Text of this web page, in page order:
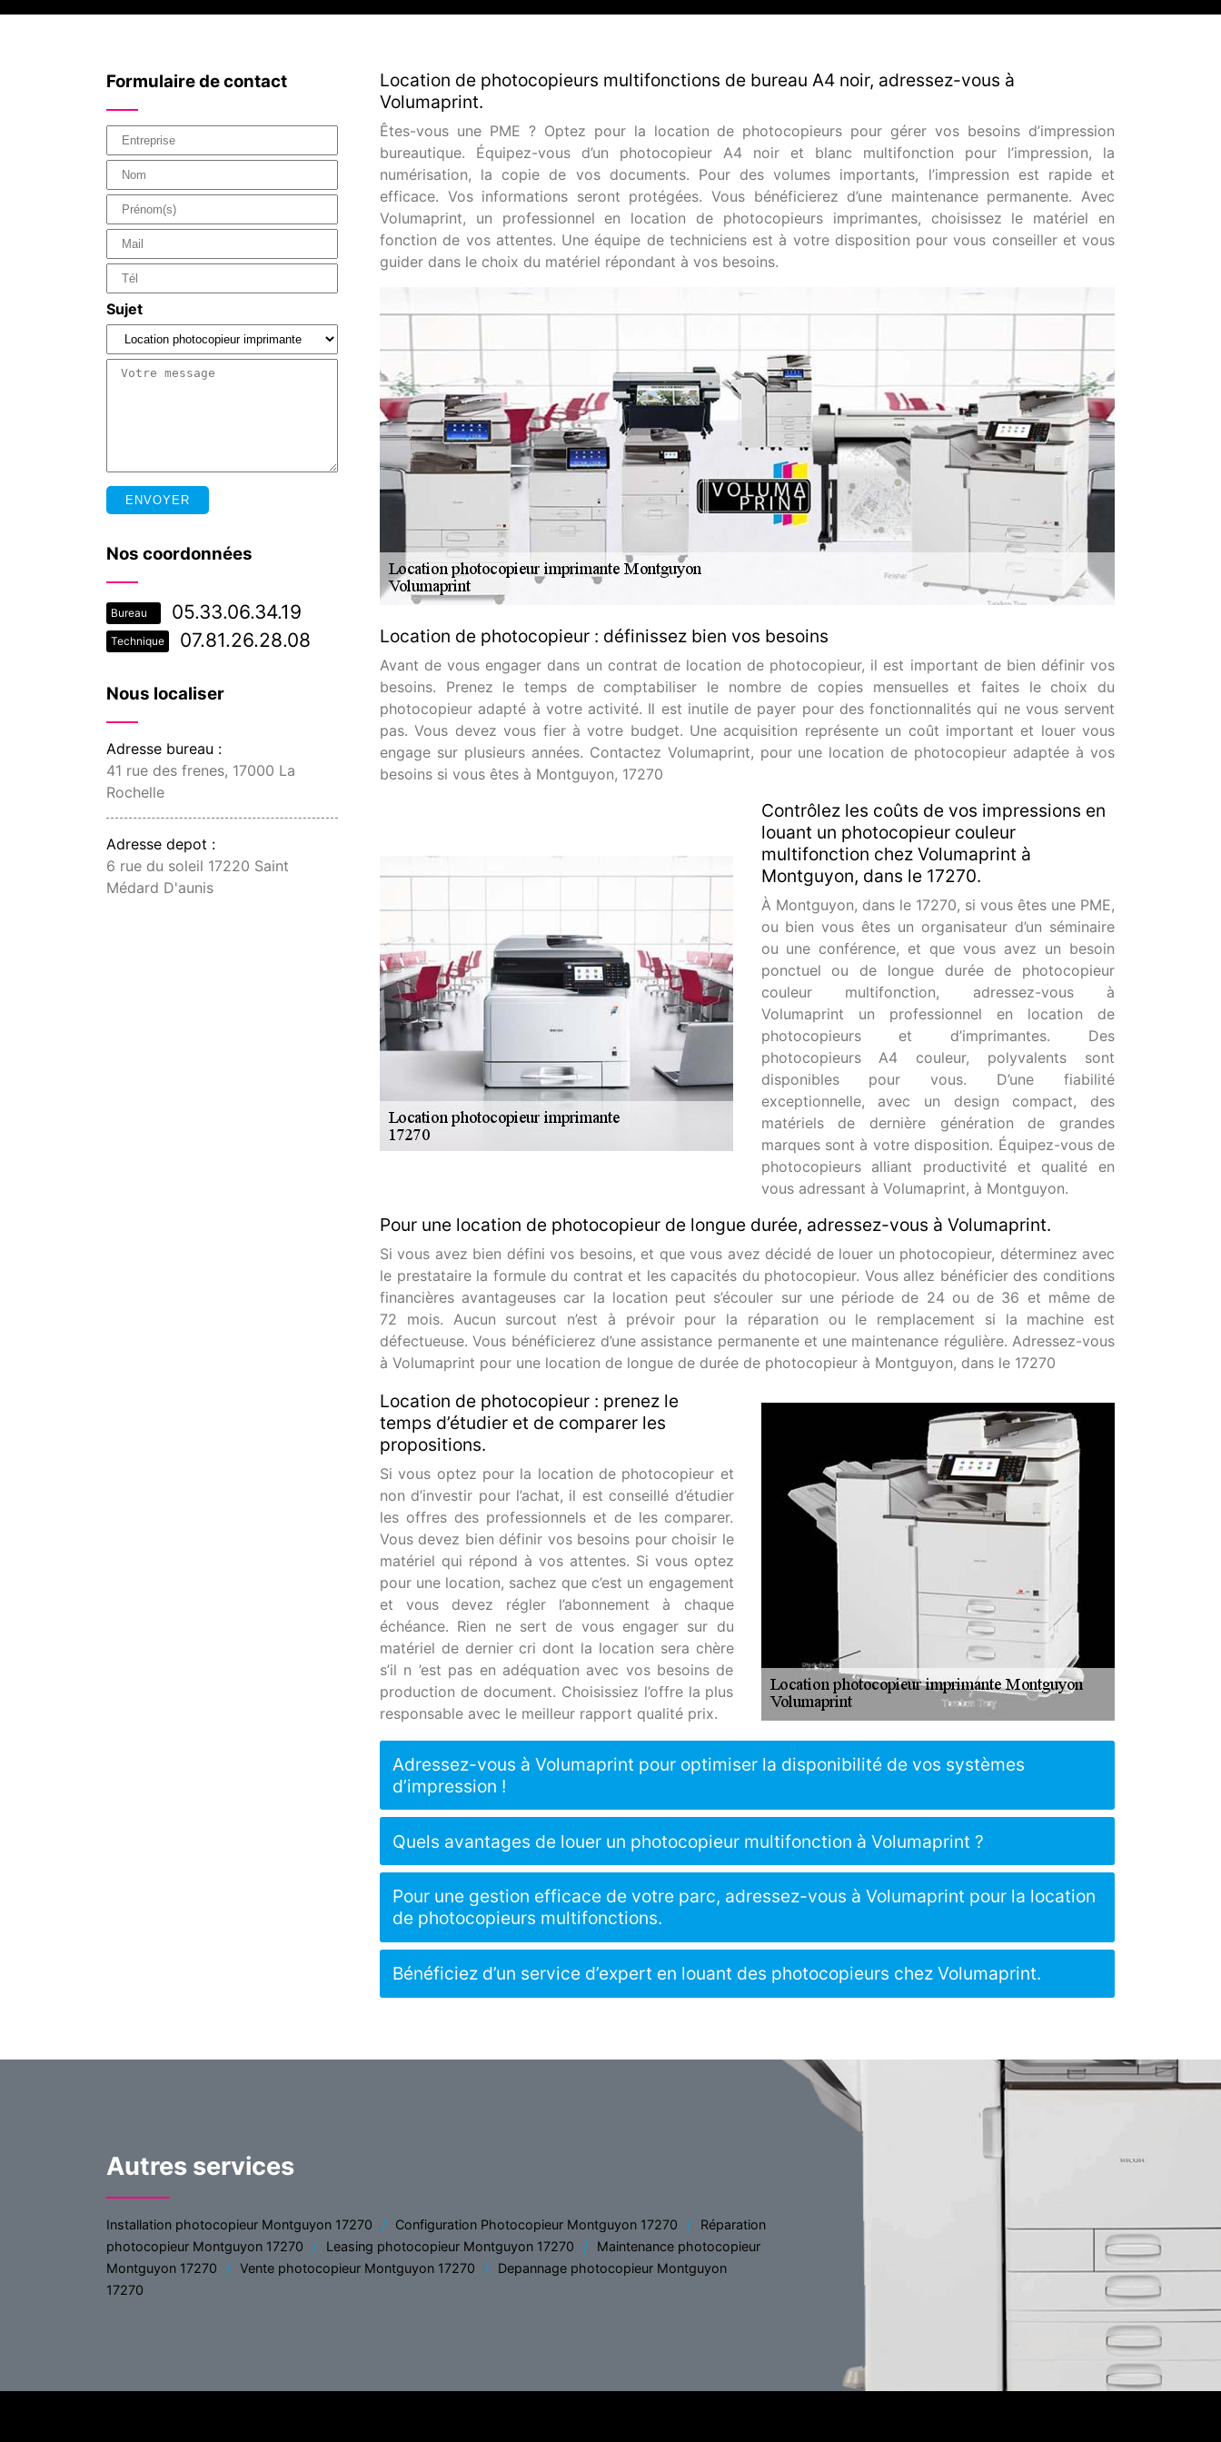
Formulaire de contact
Sujet
Nos coordonnées
Bureau 05.33.06.34.19
Technique 07.81.26.28.08
Nous localiser
Adresse bureau :
41 rue des frenes, 17000 La
Rochelle
Adresse depot :
6 rue du soleil 17220 Saint
Médard D'aunis
Location de photocopieurs multifonctions de bureau A4 noir, adressez-vous à
Volumaprint.
Êtes-vous une PME ? Optez pour la location de photocopieurs pour gérer vos besoins d’impression
bureautique. Équipez-vous d’un photocopieur A4 noir et blanc multifonction pour l’impression, la
numérisation, la copie de vos documents. Pour des volumes importants, l’impression est rapide et
efficace. Vos informations seront protégées. Vous bénéficierez d’une maintenance permanente. Avec
Volumaprint, un professionnel en location de photocopieurs imprimantes, choisissez le matériel en
fonction de vos attentes. Une équipe de techniciens est à votre disposition pour vous conseiller et vous
guider dans le choix du matériel répondant à vos besoins.
Location de photocopieur : définissez bien vos besoins
Avant de vous engager dans un contrat de location de photocopieur, il est important de bien définir vos
besoins. Prenez le temps de comptabiliser le nombre de copies mensuelles et faites le choix du
photocopieur adapté à votre activité. Il est inutile de payer pour des fonctionnalités qui ne vous servent
pas. Vous devez vous fier à votre budget. Une acquisition représente un coût important et louer vous
engage sur plusieurs années. Contactez Volumaprint, pour une location de photocopieur adaptée à vos
besoins si vous êtes à Montguyon, 17270
Contrôlez les coûts de vos impressions en
louant un photocopieur couleur
multifonction chez Volumaprint à
Montguyon, dans le 17270.
À Montguyon, dans le 17270, si vous êtes une PME,
ou bien vous êtes un organisateur d’un séminaire
ou une conférence, et que vous avez un besoin
ponctuel ou de longue durée de photocopieur
couleur multifonction, adressez-vous à
Volumaprint un professionnel en location de
photocopieurs et d’imprimantes. Des
photocopieurs A4 couleur, polyvalents sont
disponibles pour vous. D’une fiabilité
exceptionnelle, avec un design compact, des
matériels de dernière génération de grandes
marques sont à votre disposition. Équipez-vous de
photocopieurs alliant productivité et qualité en
vous adressant à Volumaprint, à Montguyon.
Pour une location de photocopieur de longue durée, adressez-vous à Volumaprint.
Si vous avez bien défini vos besoins, et que vous avez décidé de louer un photocopieur, déterminez avec
le prestataire la formule du contrat et les capacités du photocopieur. Vous allez bénéficier des conditions
financières avantageuses car la location peut s’écouler sur une période de 24 ou de 36 et même de
72 mois. Aucun surcout n’est à prévoir pour la réparation ou le remplacement si la machine est
défectueuse. Vous bénéficierez d’une assistance permanente et une maintenance régulière. Adressez-vous
à Volumaprint pour une location de longue de durée de photocopieur à Montguyon, dans le 17270
Location de photocopieur : prenez le
temps d’étudier et de comparer les
propositions.
Si vous optez pour la location de photocopieur et
non d’investir pour l’achat, il est conseillé d’étudier
les offres des professionnels et de les comparer.
Vous devez bien définir vos besoins pour choisir le
matériel qui répond à vos attentes. Si vous optez
pour une location, sachez que c’est un engagement
et vous devez régler l’abonnement à chaque
échéance. Rien ne sert de vous engager sur du
matériel de dernier cri dont la location sera chère
s’il n ’est pas en adéquation avec vos besoins de
production de document. Choisissiez l’offre la plus
responsable avec le meilleur rapport qualité prix.
Adressez-vous à Volumaprint pour optimiser la disponibilité de vos systèmes
d’impression !
Quels avantages de louer un photocopieur multifonction à Volumaprint ?
Pour une gestion efficace de votre parc, adressez-vous à Volumaprint pour la location
de photocopieurs multifonctions.
Bénéficiez d’un service d’expert en louant des photocopieurs chez Volumaprint.
Autres services
Installation photocopieur Montguyon 17270 Configuration Photocopieur Montguyon 17270
Réparation
photocopieur Montguyon 17270
Leasing photocopieur Montguyon 17270
Maintenance photocopieur
Montguyon 17270
Vente photocopieur Montguyon 17270
Depannage photocopieur Montguyon
17270